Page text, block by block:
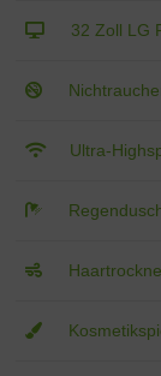
32 Zoll LG
Ultra-